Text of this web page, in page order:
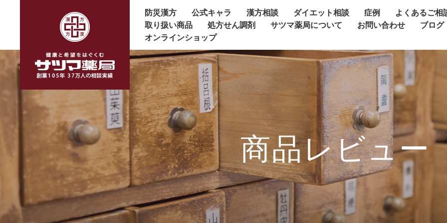
防災漢方 公式キャラ 漢方相談 ダイエット相談 症例
よくあるご相
取り扱い商品
処方せん調剤 サツマ薬局について お問い合わせ
ブログ
オンラインショップ
商品レビュー